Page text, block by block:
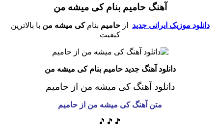
آهنگ حامیم بنام کی میشه من
دانلود موزیک ایرانی جدید ازحامیم بنامکی میشه من با بالاترین
کیفیت
دانلود آهنگ جدید حامیم بنام کی میشه من
دانلود آهنگ کی میشه من از حامیم
متن آهنگ کی میشه من از حامیم
🎵🎵🎵